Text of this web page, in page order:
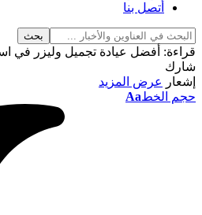
أتصل بنا
قراءة: أفضل عيادة تجميل وليزر في
شارك
إشعار
عرض المزيد
حجم الخطAa